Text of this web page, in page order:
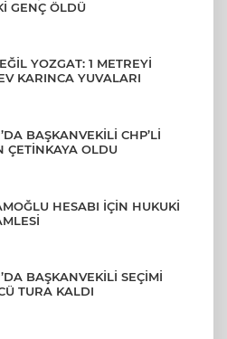
GENÇ ÖLDÜ
YOZGAT: 1 METREYİ
KARINCA YUVALARI
BAŞKANVEKİLİ CHP’Lİ
ÇETİNKAYA OLDU
HESABI İÇİN HUKUKİ
BAŞKANVEKİLİ SEÇİMİ
TURA KALDI